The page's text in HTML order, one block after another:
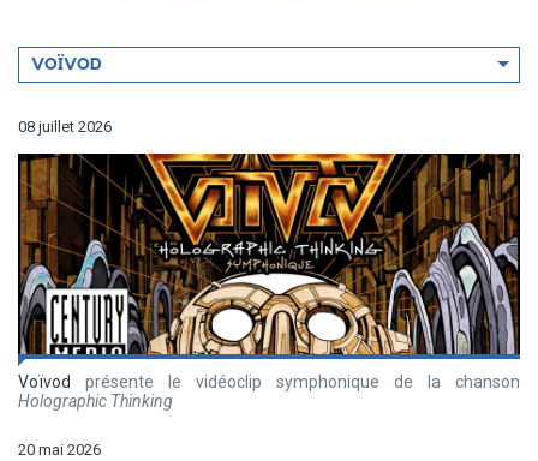
Filtrer
par
VOÏVOD
08 juillet 2026
Voïvod
présente le vidéoclip symphonique de la chanson
Holographic Thinking
20 mai 2026